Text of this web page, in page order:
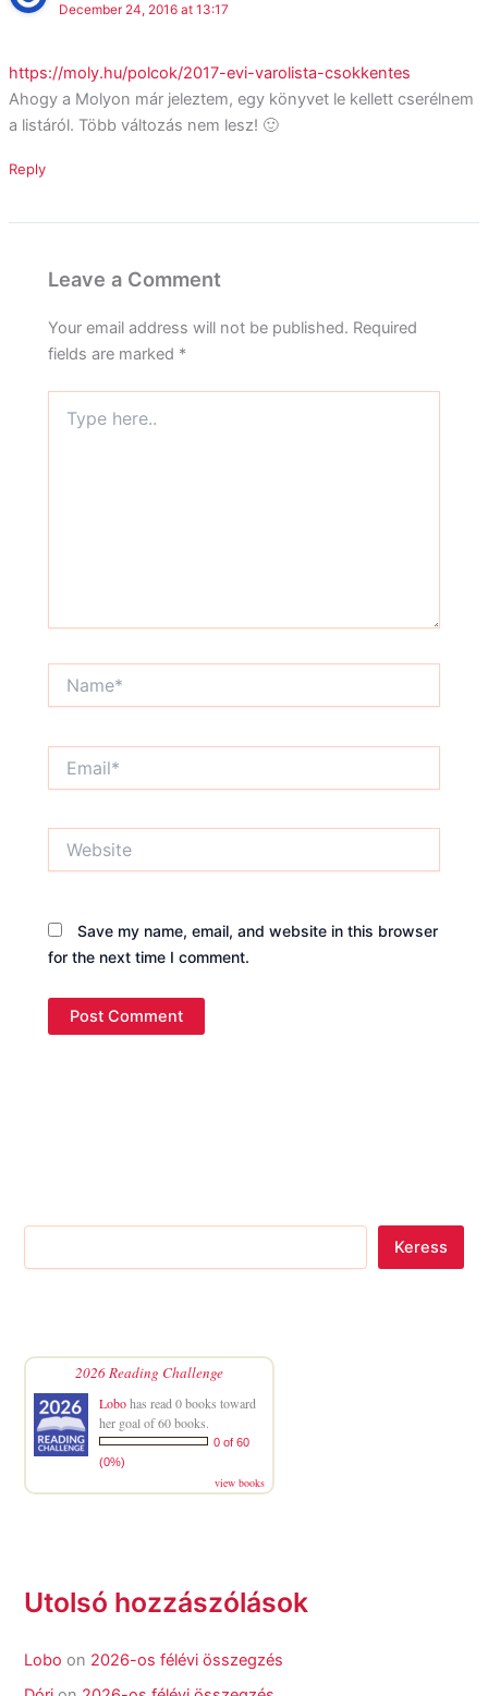
December 24, 2016 at 13:17
https://moly.hu/polcok/2017-evi-varolista-csokkentes
Ahogy a Molyon már jeleztem, egy könyvet le kellett cserélnem
a listáról. Több változás nem lesz! 🙂
Reply
Leave a Comment
Your email address will not be published. Required
fields are marked *
here..
Save my name, email, and website in this browser
for the next time I comment.
Keress
2026 Reading Challenge
Lobohas read 0 books toward
her goal of 60 books.
0 of 60
(0%)
view books
Utolsó hozzászólások
Lobo on 2026-os félévi összegzés